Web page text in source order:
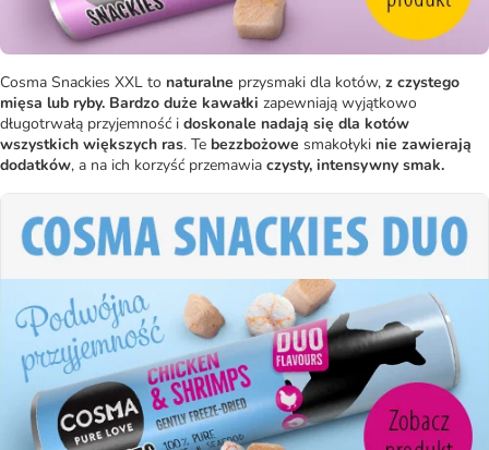
Cosma Snackies XXL to naturalne przysmaki dla kotów, z czystego
mięsa lub ryby. Bardzo duże kawałki zapewniają wyjątkowo
długotrwałą przyjemność i doskonale nadają się dla kotów
wszystkich większych ras. Te bezzbożowe smakołyki nie zawierają
dodatków, a na ich korzyść przemawia czysty, intensywny smak.